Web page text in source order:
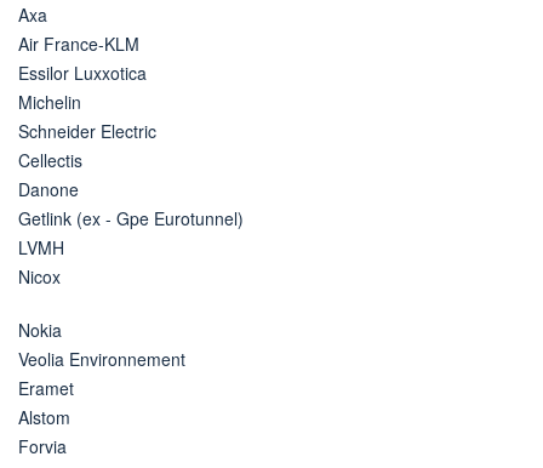
Axa
Air France-KLM
Essilor Luxxotica
Michelin
Schneider Electric
Cellectis
Danone
Getlink (ex - Gpe Eurotunnel)
LVMH
Nicox
Nokia
Veolia Environnement
Eramet
Alstom
Forvia